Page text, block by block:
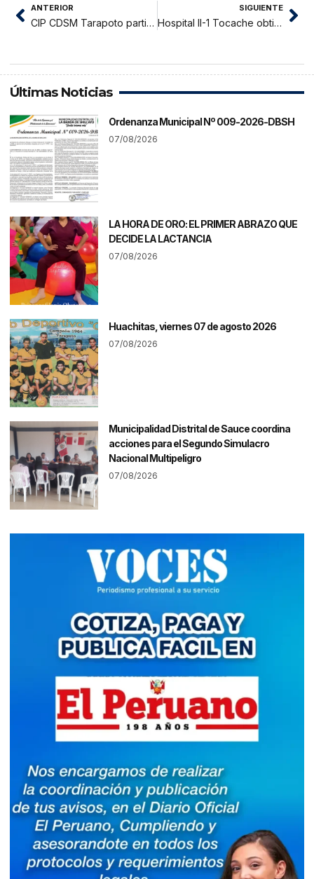
ANTERIOR
CIP CDSM Tarapoto participó en el III Encuentro de Presidentes de los Capítulos de Ingeniería Ambiental
SIGUIENTE
Hospital II-1 Tocache obtiene autorización sanitaria para el funcionamiento de su Banco de Sangre Tipo I-B
Últimas Noticias
Ordenanza Municipal Nº 009-2026-DBSH
07/08/2026
LA HORA DE ORO: EL PRIMER ABRAZO QUE
DECIDE LA LACTANCIA
07/08/2026
Huachitas, viernes 07 de agosto 2026
07/08/2026
Municipalidad Distrital de Sauce coordina
acciones para el Segundo Simulacro
Nacional Multipeligro
07/08/2026